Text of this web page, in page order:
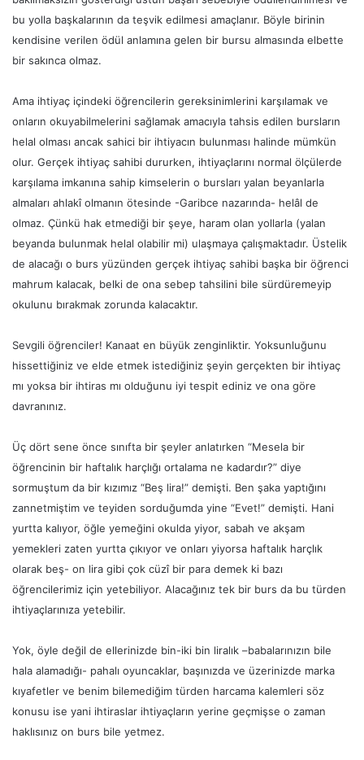
bu yolla başkalarının da teşvik edilmesi amaçlanır. Böyle birinin
kendisine verilen ödül anlamına gelen bir bursu almasında elbette
bir sakınca olmaz.
Ama ihtiyaç içindeki öğrencilerin gereksinimlerini karşılamak ve
onların okuyabilmelerini sağlamak amacıyla tahsis edilen bursların
helal olması ancak sahici bir ihtiyacın bulunması halinde mümkün
olur. Gerçek ihtiyaç sahibi dururken, ihtiyaçlarını normal ölçülerde
karşılama imkanına sahip kimselerin o bursları yalan beyanlarla
almaları ahlakî olmanın ötesinde -Garibce nazarında- helâl de
olmaz. Çünkü hak etmediği bir şeye, haram olan yollarla (yalan
beyanda bulunmak helal olabilir mi) ulaşmaya çalışmaktadır. Üstelik
de alacağı o burs yüzünden gerçek ihtiyaç sahibi başka bir öğrenci
mahrum kalacak, belki de ona sebep tahsilini bile sürdüremeyip
okulunu bırakmak zorunda kalacaktır.
Sevgili öğrenciler! Kanaat en büyük zenginliktir. Yoksunluğunu
hissettiğiniz ve elde etmek istediğiniz şeyin gerçekten bir ihtiyaç
mı yoksa bir ihtiras mı olduğunu iyi tespit ediniz ve ona göre
davranınız.
Üç dört sene önce sınıfta bir şeyler anlatırken “Mesela bir
öğrencinin bir haftalık harçlığı ortalama ne kadardır?” diye
sormuştum da bir kızımız “Beş lira!” demişti. Ben şaka yaptığını
zannetmiştim ve teyiden sorduğumda yine “Evet!” demişti. Hani
yurtta kalıyor, öğle yemeğini okulda yiyor, sabah ve akşam
yemekleri zaten yurtta çıkıyor ve onları yiyorsa haftalık harçlık
olarak beş- on lira gibi çok cüzî bir para demek ki bazı
öğrencilerimiz için yetebiliyor. Alacağınız tek bir burs da bu türden
ihtiyaçlarınıza yetebilir.
Yok, öyle değil de ellerinizde bin-iki bin liralık –babalarınızın bile
hala alamadığı- pahalı oyuncaklar, başınızda ve üzerinizde marka
kıyafetler ve benim bilemediğim türden harcama kalemleri söz
konusu ise yani ihtiraslar ihtiyaçların yerine geçmişse o zaman
haklısınız on burs bile yetmez.